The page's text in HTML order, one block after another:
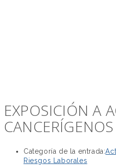
EXPOSICIÓN A
CANCERÍGENOS
Categoría de la entrada:
Riesgos Laborales